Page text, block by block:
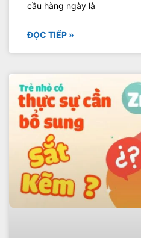
cầu hàng ngày là
ĐỌC TIẾP »